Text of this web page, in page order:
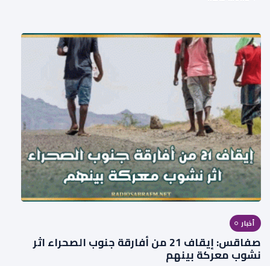
أخبار
صفاقس: إيقاف 21 من أفارقة جنوب الصحراء اثر
نشوب معركة بينهم